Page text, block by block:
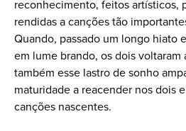
reconhecimento, feitos artísticos,
rendidas a canções tão
Quando, passado um longo hiato
em lume brando, os dois voltaram
também esse lastro de sonho
maturidade a reacender nos dois
canções nascentes.